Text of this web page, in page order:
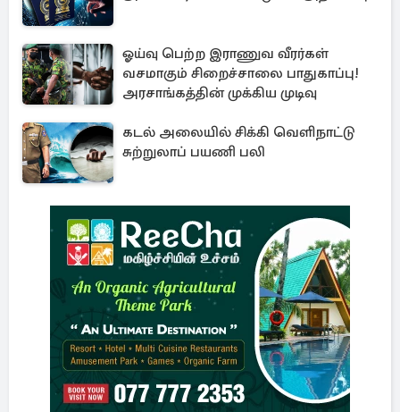
ஓய்வு பெற்ற இராணுவ வீரர்கள்
வசமாகும் சிறைச்சாலை பாதுகாப்பு!
அரசாங்கத்தின் முக்கிய முடிவு
கடல் அலையில் சிக்கி வெளிநாட்டு
சுற்றுலாப் பயணி பலி